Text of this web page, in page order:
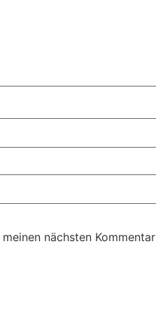
nächsten Kommentar